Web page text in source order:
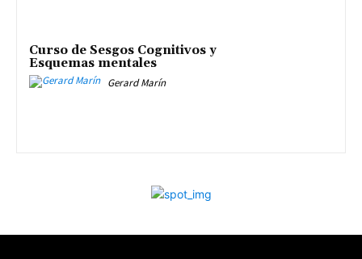
Curso de Sesgos Cognitivos y
Esquemas mentales
Gerard Marín